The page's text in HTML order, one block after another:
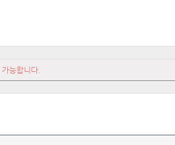
능합니다.